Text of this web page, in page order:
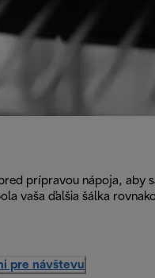
prípravou nápoja, aby
vaša ďalšia šálka
pre návštevu